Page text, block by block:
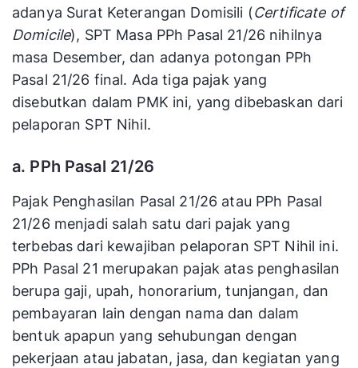
adanya Surat Keterangan Domisili (Certificate of
Domicile), SPT Masa PPh Pasal 21/26 nihilnya
masa Desember, dan adanya potongan PPh
Pasal 21/26 final. Ada tiga pajak yang
disebutkan dalam PMK ini, yang dibebaskan dari
pelaporan SPT Nihil.
a. PPh Pasal 21/26
Pajak Penghasilan Pasal 21/26 atau PPh Pasal
21/26 menjadi salah satu dari pajak yang
terbebas dari kewajiban pelaporan SPT Nihil ini.
PPh Pasal 21 merupakan pajak atas penghasilan
berupa gaji, upah, honorarium, tunjangan, dan
pembayaran lain dengan nama dan dalam
bentuk apapun yang sehubungan dengan
pekerjaan atau jabatan, jasa, dan kegiatan yang